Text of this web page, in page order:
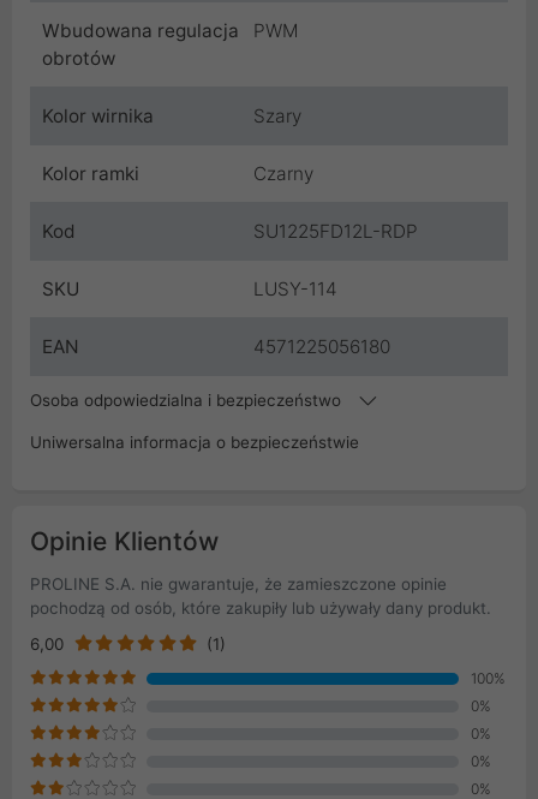
Wbudowana regulacja
obrotów
PWM
Kolor wirnika Szary
Kolor ramki Czarny
Kod SU1225FD12L-RDP
SKU LUSY-114
EAN 4571225056180
Osoba odpowiedzialna i bezpieczeństwo
Uniwersalna informacja o bezpieczeństwie
Opinie Klientów
PROLINE S.A. nie gwarantuje, że zamieszczone opinie
pochodzą od osób, które zakupiły lub używały dany produkt.
6,00
(1)
100%
0%
0%
0%
0%